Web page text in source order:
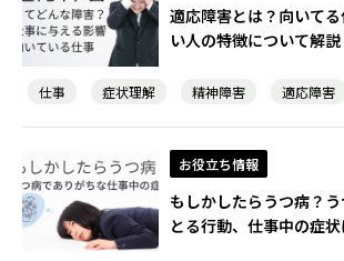
適応障害とは？向いて
い人の特徴について解説
仕事 症状理解 精神障害 適応障害
お役立ち情報
もしかしたらうつ病？
とる行動、仕事中の症